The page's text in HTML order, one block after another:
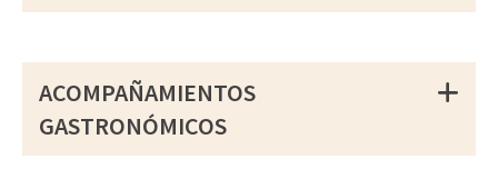
ACOMPAÑAMIENTOS
GASTRONÓMICOS